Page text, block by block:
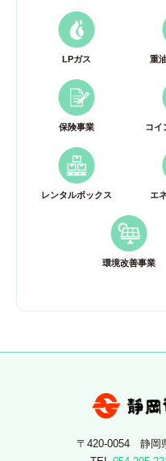
LPガス 重
保険事業 コイ
レンタルボックス エ
環境改善事業
〒420-0054 静岡